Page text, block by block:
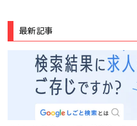
最新記事